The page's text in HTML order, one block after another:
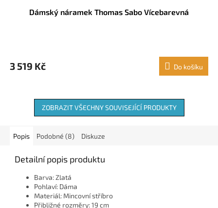
Dámský náramek Thomas Sabo Vícebarevná
3 519 Kč Do košíku
ZOBRAZIT VŠECHNY SOUVISEJÍCÍ PRODUKTY
Popis Podobné (8) Diskuze
Detailní popis produktu
Barva: Zlatá
Pohlaví: Dáma
Materiál: Mincovní stříbro
Přibližné rozměry: 19 cm